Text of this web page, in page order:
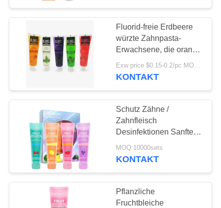
Kaubares
Zahnpasta-Tablet
Zahnweißungs-
Tablets
Fluorid-freie Erdbeere
würzte Zahnpasta-
Erwachsene, die orange
Pfefferminz Zahnpasta
basierte
KONTAKT
Schutz Zähne /
Zahnfleisch
Desinfektionen Sanftes
Aufhellen Aufhellen
leckere Zahnpasta für
MOQ:10000sets
KONTAKT
Pflanzliche
Fruchtbleiche